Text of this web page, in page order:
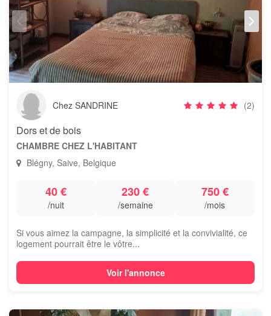
Chez SANDRINE (2)
Dors et de bois
CHAMBRE CHEZ L'HABITANT
Blégny, Saive, Belgique
40 €
/nuit
230 €
/semaine
750 €
/mois
Si vous aimez la campagne, la simplicité et la convivialité, ce
logement pourrait être le vôtre...
Voir l'annonce